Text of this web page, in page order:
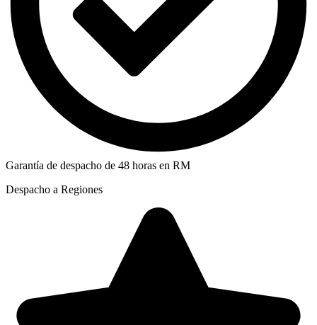
Garantía de despacho de 48 horas en RM
Despacho a Regiones